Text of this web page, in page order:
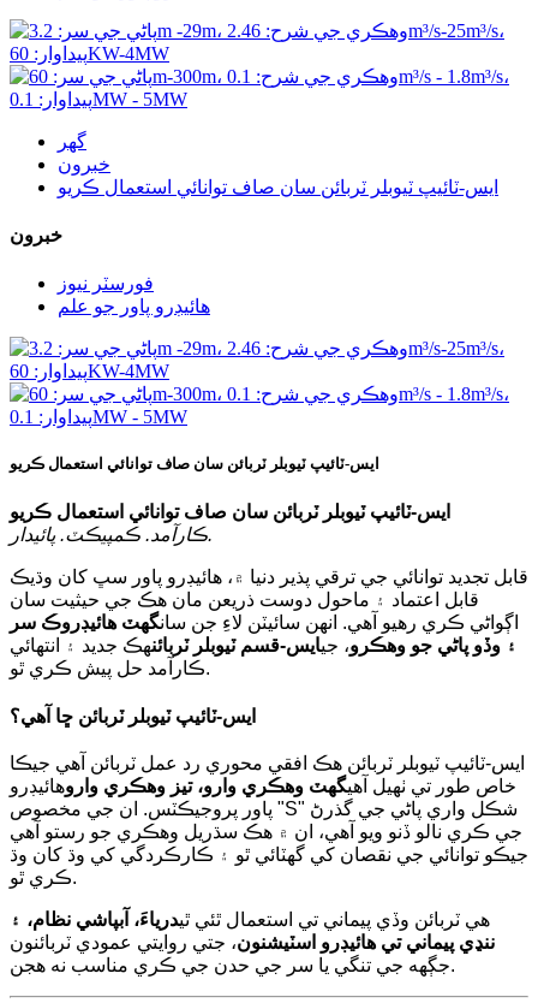
گھر
خبرون
ايس-ٽائيپ ٽيوبلر ٽربائن سان صاف توانائي استعمال ڪريو
خبرون
فورسٽر نيوز
هائيڊرو پاور جو علم
ايس-ٽائيپ ٽيوبلر ٽربائن سان صاف توانائي استعمال ڪريو
ايس-ٽائيپ ٽيوبلر ٽربائن سان صاف توانائي استعمال ڪريو
ڪارآمد. ڪمپيڪٽ. پائيدار.
قابل تجديد توانائي جي ترقي پذير دنيا ۾، هائيڊرو پاور سڀ کان وڌيڪ
قابل اعتماد ۽ ماحول دوست ذريعن مان هڪ جي حيثيت سان
اڳواڻي ڪري رهيو آهي. انهن سائيٽن لاءِ جن سانگهٽ هائيڊروڪ سر
۽ وڏو پاڻي جو وهڪرو، جيايس-قسم ٽيوبلر ٽربائنهڪ جديد ۽ انتهائي
ڪارآمد حل پيش ڪري ٿو.
ايس-ٽائيپ ٽيوبلر ٽربائن ڇا آهي؟
ايس-ٽائيپ ٽيوبلر ٽربائن هڪ افقي محوري رد عمل ٽربائن آهي جيڪا
خاص طور تي ٺهيل آهيگهٽ وهڪري وارو، تيز وهڪري واروهائيڊرو
پاور پروجيڪٽس. ان جي مخصوص "S" شڪل واري پاڻي جي گذرڻ
جي ڪري نالو ڏنو ويو آهي، ان ۾ هڪ سڌريل وهڪري جو رستو آهي
جيڪو توانائي جي نقصان کي گھٽائي ٿو ۽ ڪارڪردگي کي وڌ کان وڌ
ڪري ٿو.
هي ٽربائن وڏي پيماني تي استعمال ٿئي ٿيدرياءَ، آبپاشي نظام، ۽
ننڍي پيماني تي هائيڊرو اسٽيشنون، جتي روايتي عمودي ٽربائنون
جڳهه جي تنگي يا سر جي حدن جي ڪري مناسب نه هجن.